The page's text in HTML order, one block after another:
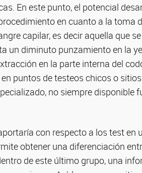
En este punto, el potencial
en cuanto a la toma
capilar, es decir aquella que
un diminuto punzamiento en la
en la parte interna del
puntos de testeos chicos o
no siempre disponible
con respecto a los test en
obtener una diferenciación
de este último grupo, una